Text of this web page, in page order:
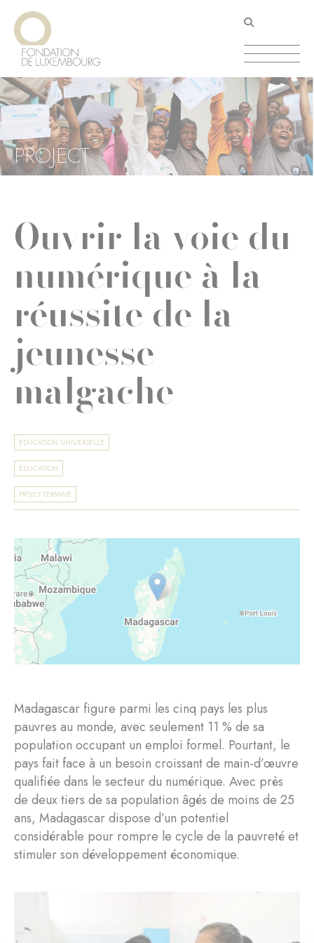
Aller
contenu
principal
PROJECT
Ouvrir la voie du
numérique à la
réussite de la
jeunesse
malgache
ÉDUCATION UNIVERSELLE
ÉDUCATION
PROJET TERMINÉ
Madagascar figure parmi les cinq pays les plus
pauvres au monde, avec seulement 11 % de sa
population occupant un emploi formel. Pourtant, le
pays fait face à un besoin croissant de main-d’œuvre
qualifiée dans le secteur du numérique. Avec près
de deux tiers de sa population âgés de moins de 25
ans, Madagascar dispose d’un potentiel
considérable pour rompre le cycle de la pauvreté et
stimuler son développement économique.
Panneau de gestion des cookies